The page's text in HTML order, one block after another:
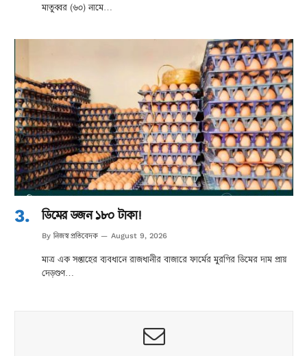
মাতুব্বর (৬০) নামে…
ডিমের ডজন ১৮০ টাকা!
By নিজস্ব প্রতিবেদক August 9, 2026
মাত্র এক সপ্তাহের ব্যবধানে রাজধানীর বাজারে ফার্মের মুরগির ডিমের দাম প্রায়
দেড়গুণ…